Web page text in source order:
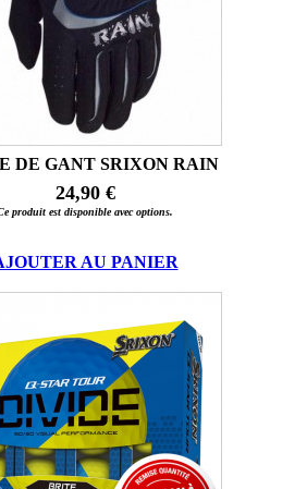
DE GANT SRIXON RAIN
24,90 €
produit est disponible avec options.
AU PANIER